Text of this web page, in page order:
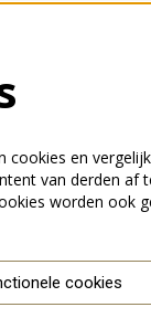
aanvang van een
cookies en
van derden af
worden ook
cookies